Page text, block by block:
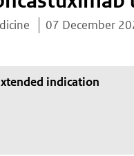
07 December
indication